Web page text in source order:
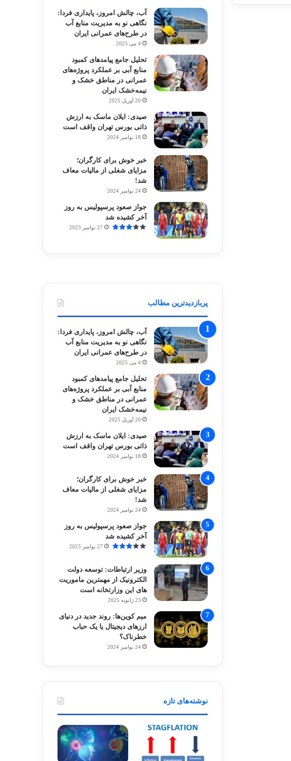
آب، چالش امروز، پایداری فردا:
نگاهی نو به مدیریت منابع آب
در طرح‌های عمرانی ایران
4 می 2025
تحلیل جامع پیامدهای کمبود
منابع آبی بر عملکرد پروژه‌های
عمرانی در مناطق خشک و
نیمه‌خشک ایران
20 آوریل 2025
صیدی: ایلان ماسک به ارزش
ذاتی بورس تهران واقف است
18 نوامبر 2024
خبر خوش برای کارگران؛
مزایای شغلی از مالیات معاف
شد!
24 نوامبر 2024
جواز صعود پرسپولیس به روز
آخر کشیده شد
27 نوامبر 2023
پربازدیدترین مطالب
آب، چالش امروز، پایداری فردا:
نگاهی نو به مدیریت منابع آب
در طرح‌های عمرانی ایران
4 می 2025
تحلیل جامع پیامدهای کمبود
منابع آبی بر عملکرد پروژه‌های
عمرانی در مناطق خشک و
نیمه‌خشک ایران
20 آوریل 2025
صیدی: ایلان ماسک به ارزش
ذاتی بورس تهران واقف است
18 نوامبر 2024
خبر خوش برای کارگران؛
مزایای شغلی از مالیات معاف
شد!
24 نوامبر 2024
جواز صعود پرسپولیس به روز
آخر کشیده شد
27 نوامبر 2023
وزیر ارتباطات: توسعه دولت
الکترونیک از مهمترین ماموریت
های این وزارتخانه است
23 ژانویه 2025
میم کوین‌ها: روند جدید در دنیای
ارزهای دیجیتال یا یک حباب
خطرناک؟
24 نوامبر 2024
نوشته‌های تازه